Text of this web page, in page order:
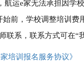
航运e家无法承担因学
前，学校调整培训
联系，联系方式可在
家培训报名服务协议》